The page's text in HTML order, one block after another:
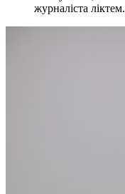
журналіста ліктем.